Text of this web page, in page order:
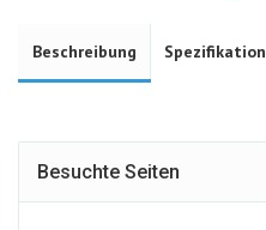
Beschreibung Spezifikation
Besuchte Seiten